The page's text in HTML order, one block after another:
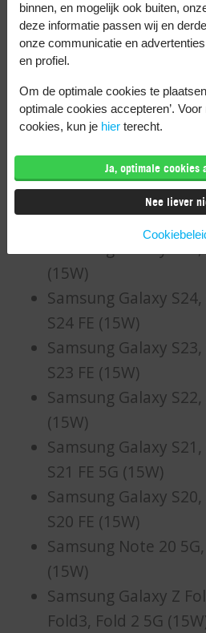
Deze
telefoons
snelladen
Met een Samsung
snel oplaadt, laadt de
Deze Samsung telefoons
draadloos snelladen:
Samsung Galaxy
(15W)
Samsung Galaxy
S24 FE (15W)
Samsung Galaxy
S23 FE (15W)
Samsung Galaxy
(15W)
Samsung Galaxy
S21 FE 5G (15W)
Samsung Galaxy
S20 FE (15W)
Samsung Note 20
(15W)
Samsung Galaxy Z
Fold3, Fold 2 5G
binnen, en mogelijk ook buiten,
deze informatie passen wij en
onze communicatie en
en profiel.
Om de optimale cookies te
optimale cookies accepteren’.
cookies, kun je hier terecht.
Ja, optimale cookies
Nee liever